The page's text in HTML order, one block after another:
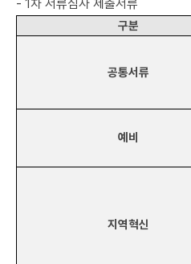
- 1차 서류심사 제출서류
구분
공통서류
예비
지역혁신